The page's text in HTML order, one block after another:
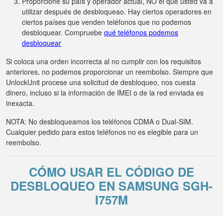
utilizar después de desbloqueao. Hay ciertos operadores en
ciertos países que venden teléfonos que no podemos
desbloquear. Compruebe qué teléfonos podemos
desbloquear
Si coloca una orden incorrecta al no cumplir con los requisitos
anteriores, no podemos proporcionar un reembolso. Siempre que
UnlockUnit procese una solicitud de desbloqueo, nos cuesta
dinero, incluso si la información de IMEI o de la red enviada es
inexacta.
NOTA: No desbloqueamos los teléfonos CDMA o Dual-SIM.
Cualquier pedido para estos teléfonos no es elegible para un
reembolso.
CÓMO USAR EL CÓDIGO DE
DESBLOQUEO EN SAMSUNG SGH-
I757M